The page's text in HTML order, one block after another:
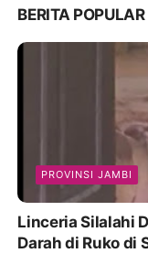
BERITA POPULAR
PROVINSI JAMBI
Linceria Silalahi
Darah di Ruko di